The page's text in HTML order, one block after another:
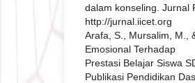
dalam konseling. Jurnal
http://jurnal.iicet.org
Arafa, S., Mursalim, M.,
Emosional Terhadap
Prestasi Belajar Siswa
Publikasi Pendidikan